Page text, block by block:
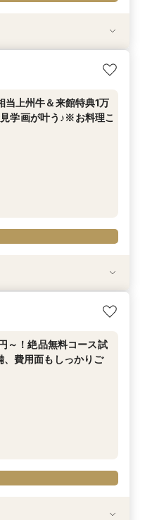
希望の方へ／クラシカ
フェア【20名様×93万
優待×5万円相当豪華
方にもおすすめ！┃当日
ル大聖堂×豪華おもて
上州牛＆来館特典1万
学画が叶う♪※お料理ご
～！絶品無料コース試
～！絶品無料コース試
費用面もしっかりご